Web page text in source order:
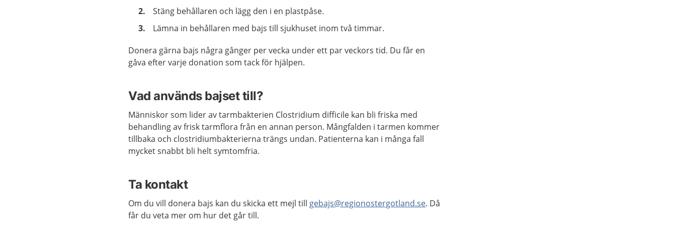
Stäng behållaren och lägg den i en plastpåse.
Lämna in behållaren med bajs till sjukhuset inom två timmar.
Donera gärna bajs några gånger per vecka under ett par veckors tid. Du får en
gåva efter varje donation som tack för hjälpen.
Vad används bajset till?
Människor som lider av tarmbakterien Clostridium difficile kan bli friska med
behandling av frisk tarmflora från en annan person. Mångfalden i tarmen kommer
tillbaka och clostridiumbakterierna trängs undan. Patienterna kan i många fall
mycket snabbt bli helt symtomfria.
Ta kontakt
Om du vill donera bajs kan du skicka ett mejl till gebajs@regionostergotland.se. Då
får du veta mer om hur det går till.